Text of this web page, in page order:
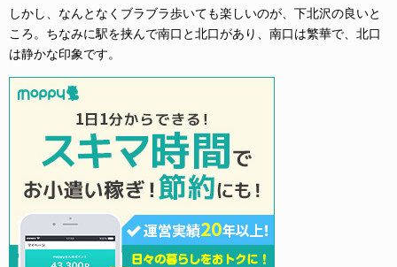
しかし、なんとなくブラブラ歩いても楽しいのが、下北沢の良いと
ころ。ちなみに駅を挟んで南口と北口があり、南口は繁華で、北口
は静かな印象です。